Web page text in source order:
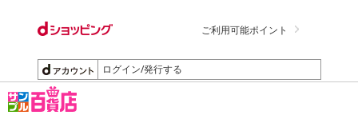
ご利用可能ポイント
ログイン/発行する